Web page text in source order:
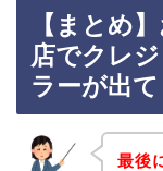
【まとめ
店でクレ
ラーが出
最後